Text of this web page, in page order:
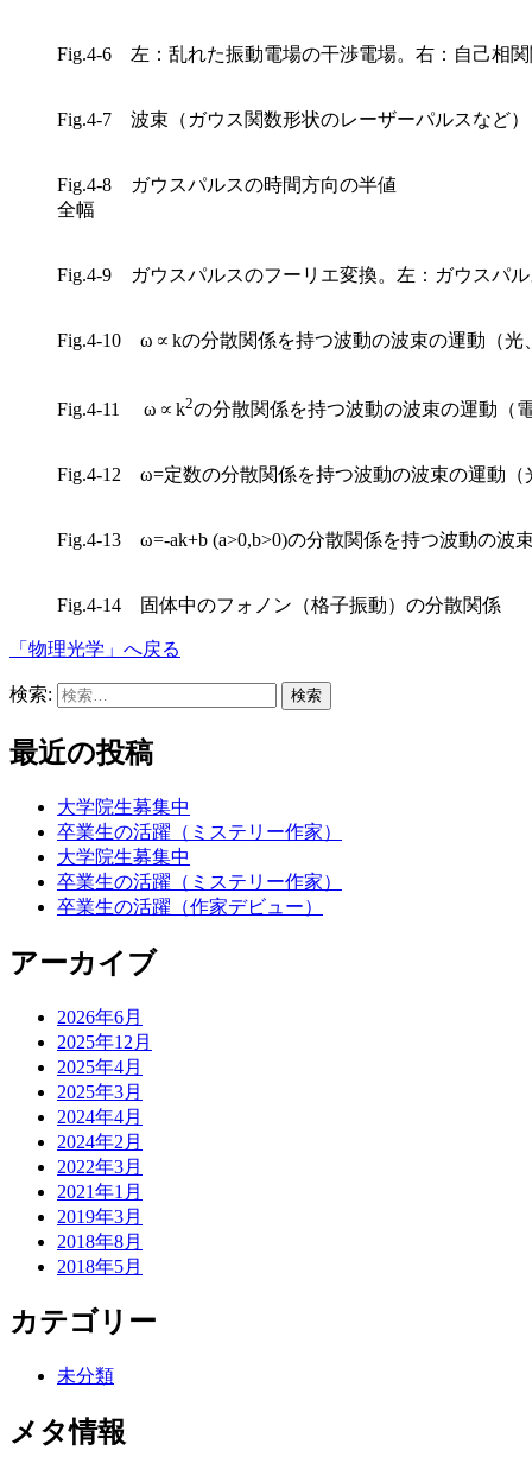
Fig.4-6 左：乱れた振動電場の干渉電場。右：自己相関
Fig.4-7 波束（ガウス関数形状のレーザーパルスなど）
Fig.4-8 ガウスパルスの時間方向の半値
全幅
Fig.4-9 ガウスパルスのフーリエ変換。左：ガウスパ
Fig.4-10 ω∝kの分散関係を持つ波動の波束の運動（光
Fig.4-11 ω∝k2の分散関係を持つ波動の波束の運動（
Fig.4-12 ω=定数の分散関係を持つ波動の波束の運動（
Fig.4-13 ω=-ak+b (a>0,b>0)の分散関係を持つ波動の波
Fig.4-14 固体中のフォノン（格子振動）の分散関係
「物理光学」へ戻る
検索:
最近の投稿
大学院生募集中
卒業生の活躍（ミステリー作家）
大学院生募集中
卒業生の活躍（ミステリー作家）
卒業生の活躍（作家デビュー）
アーカイブ
2026年6月
2025年12月
2025年4月
2025年3月
2024年4月
2024年2月
2022年3月
2021年1月
2019年3月
2018年8月
2018年5月
カテゴリー
未分類
メタ情報